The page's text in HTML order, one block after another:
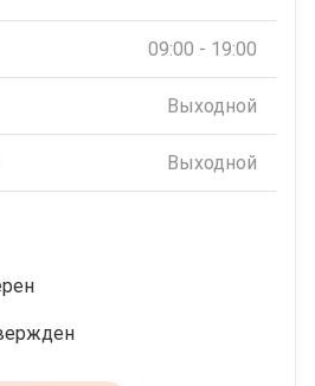
09:00 - 19:00
Выходной
Выходной